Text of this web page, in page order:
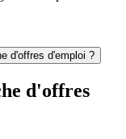
d'offres d'emploi ?
d'offres